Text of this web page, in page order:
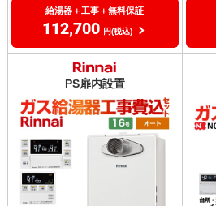
給湯器＋工事＋無料保証
112,700 円(税込)
PS扉内設置